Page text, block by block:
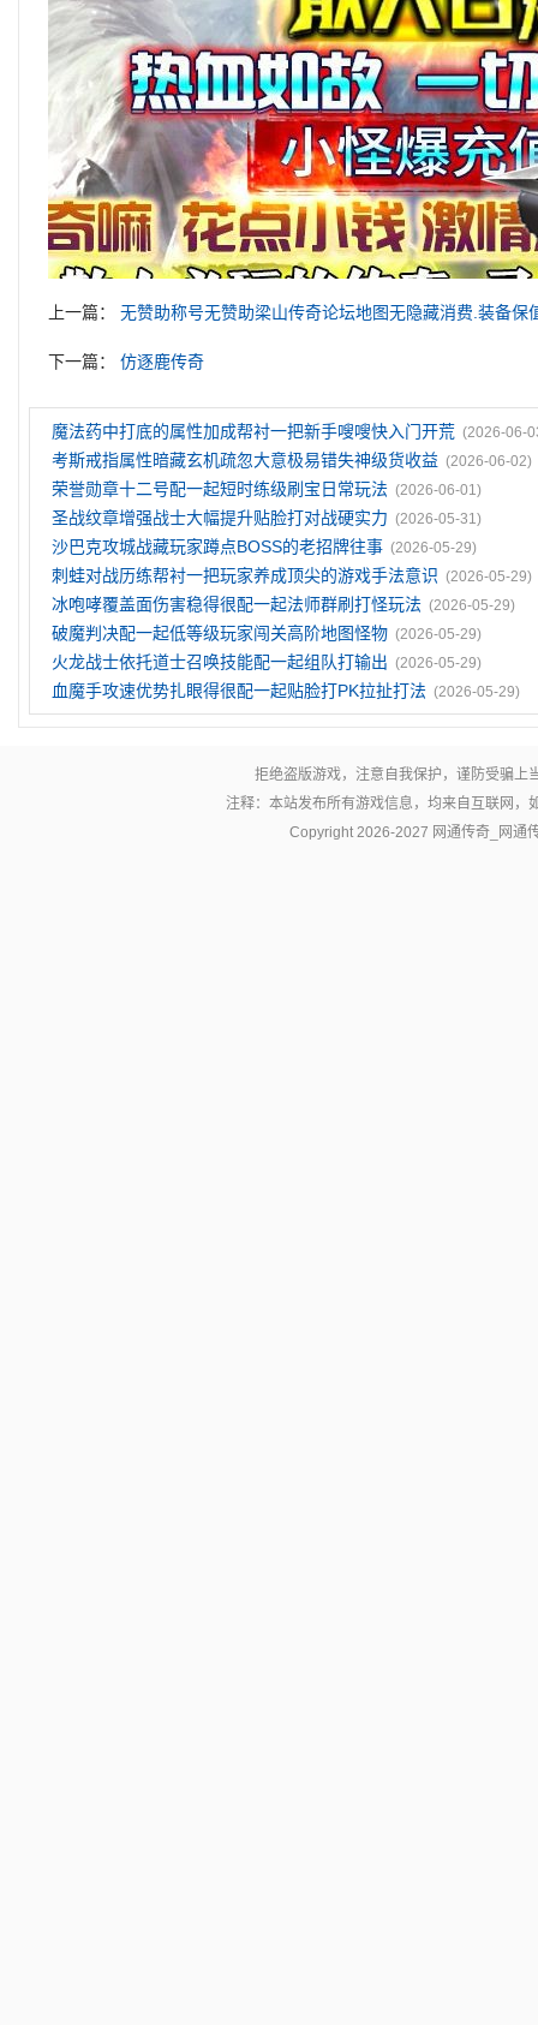
上一篇：无赞助称号无赞助梁山传奇论坛地图无隐藏消费.装备保
下一篇：仿逐鹿传奇
魔法药中打底的属性加成帮衬一把新手嗖嗖快入门开荒 (2026-06-
考斯戒指属性暗藏玄机疏忽大意极易错失神级货收益 (2026-06-02)
荣誉勋章十二号配一起短时练级刷宝日常玩法 (2026-06-01)
圣战纹章‌增强战士大幅提升贴脸打对战硬实力 (2026-05-31)
沙巴克攻城战藏玩家蹲点BOSS的老招牌往事 (2026-05-29)
刺蛙对战历练帮衬一把玩家养成顶尖的游戏手法意识 (2026-05-29)
冰咆哮覆盖面伤害稳得很配一起法师群刷打怪玩法 (2026-05-29)
破魔判决配一起低等级玩家闯关高阶地图怪物 (2026-05-29)
火龙战士依托道士召唤技能配一起组队打输出 (2026-05-29)
血魔手攻速优势扎眼得很配一起贴脸打PK拉扯打法 (2026-05-29)
拒绝盗版游戏，注意自我保护，谨防受骗上
注释：本站发布所有游戏信息，均来自互联网
Copyright 2026-2027 网通传奇_网通